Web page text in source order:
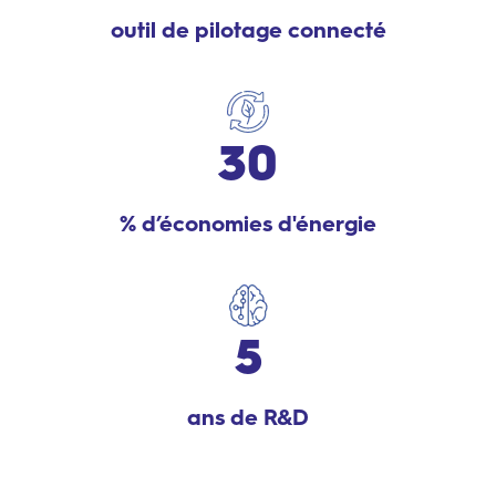
outil de pilotage connecté
30
% d’économies d'énergie
5
ans de R&D